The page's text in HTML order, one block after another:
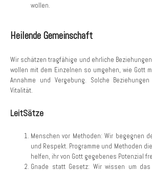
wollen.
Heilende Gemeinschaft
Wir schätzen tragfähige und ehrliche
wollen mit dem Einzelnen so umgehen, wie Gott
Annahme und Vergebung. Solche
Vitalität.
LeitSätze
Menschen vor Methoden: Wir begegnen
und Respekt. Programme und Methoden
helfen, ihr von Gott gegebenes Potenzial
Gnade statt Gesetz: Wir wissen um